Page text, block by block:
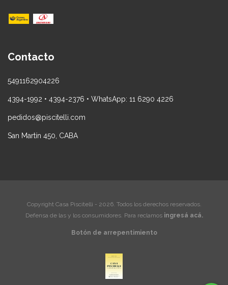
Contacto
5491162904226
4394-1992 • 4394-2376 • WhatsApp: 11 6290 4226
pedidos@piscitelli.com
San Martín 450, CABA
Copyright Casa Piscitelli - 2026. Todos los derechos reservados.
Defensa de las y los consumidores. Para reclamos ingresá acá.
Botón de arrepentimiento